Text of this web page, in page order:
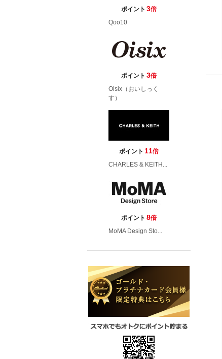
ポイント 3倍
Qoo10
ポイント 3倍
Oisix（おいしっく
す）
ポイント 11倍
CHARLES & KEITH...
ポイント 8倍
MoMA Design Sto...